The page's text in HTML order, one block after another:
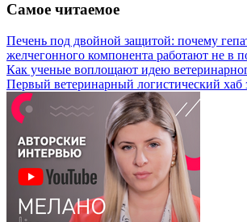
Самое читаемое
Печень под двойной защитой: почему
желчегонного компонента работают не в
Как ученые воплощают идею
Первый ветеринарный логистический хаб